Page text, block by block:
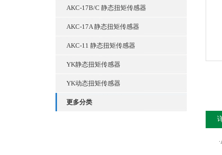
AKC-17B/C 静态扭矩传感器
AKC-17A 静态扭矩传感器
AKC-11 静态扭矩传感器
YK静态扭矩传感器
YK动态扭矩传感器
更多分类